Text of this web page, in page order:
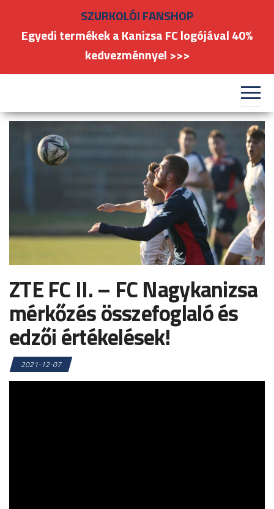
FC
#kanizsafoci
ZTE FC II. – FC Nagykanizsa
mérkőzés összefoglaló és
edzői értékelések!
2021-12-07
SZURKOLÓI FANSHOP
Egyedi termékek a Kanizsa FC logójával 40%
kedvezménnyel >>>